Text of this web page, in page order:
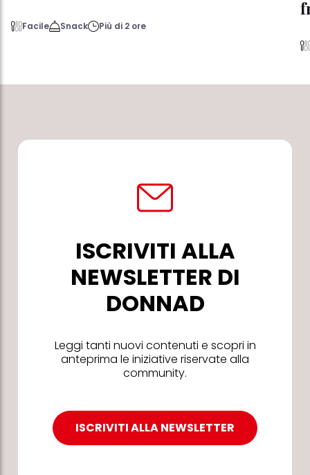
Facile Snack Più di 2 ore
ISCRIVITI ALLA
NEWSLETTER DI
DONNAD
Leggi tanti nuovi contenuti e scopri in
anteprima le iniziative riservate alla
community.
ISCRIVITI ALLA NEWSLETTER